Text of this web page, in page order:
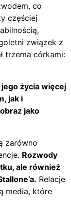
co
częściej
związek z
trzema córkami:
jego życia więcej
jak i
jako
zarówno
Rozwody
ale również
Relacje
media, które